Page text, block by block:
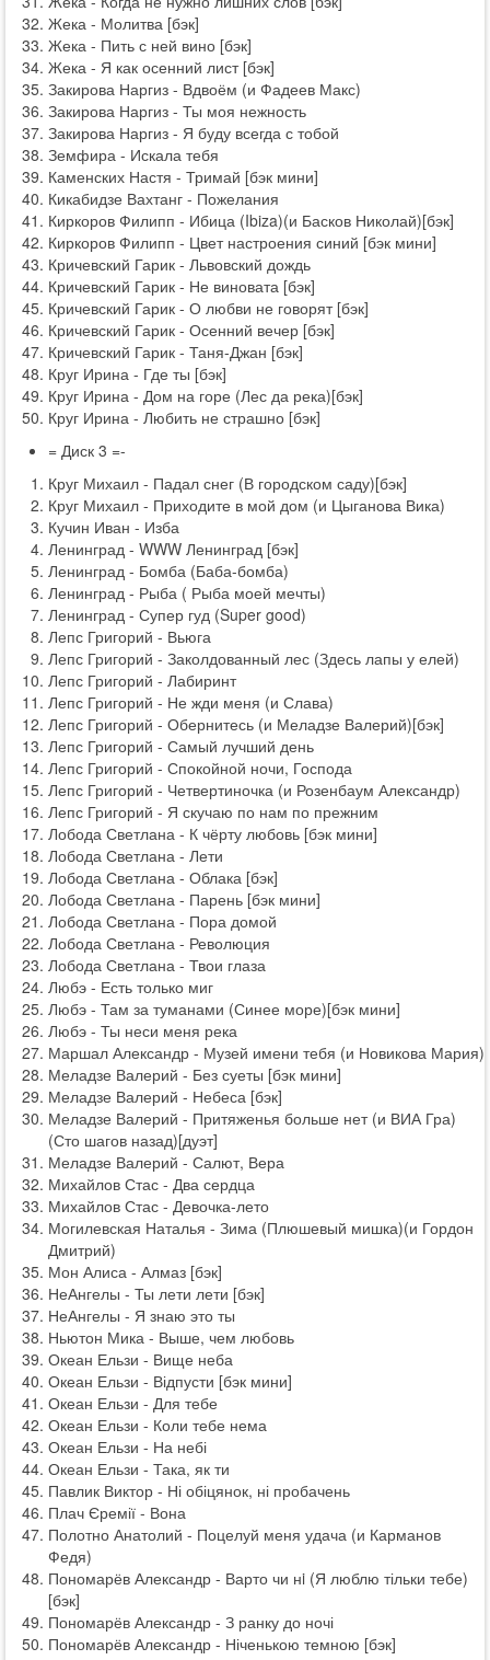
Жека - Молитва [бэк]
Жека - Пить с ней вино [бэк]
Жека - Я как осенний лист [бэк]
Закирова Наргиз - Вдвоём (и Фадеев Макс)
Закирова Наргиз - Ты моя нежность
Закирова Наргиз - Я буду всегда с тобой
Земфира - Искала тебя
Каменских Настя - Тримай [бэк мини]
Кикабидзе Вахтанг - Пожелания
Киркоров Филипп - Ибица (Ibiza)(и Басков Николай)[бэк]
Киркоров Филипп - Цвет настроения синий [бэк мини]
Кричевский Гарик - Львовский дождь
Кричевский Гарик - Не виновата [бэк]
Кричевский Гарик - О любви не говорят [бэк]
Кричевский Гарик - Осенний вечер [бэк]
Кричевский Гарик - Таня-Джан [бэк]
Круг Ирина - Где ты [бэк]
Круг Ирина - Дом на горе (Лес да река)[бэк]
Круг Ирина - Любить не страшно [бэк]
= Диск 3 =-
Круг Михаил - Падал снег (В городском саду)[бэк]
Круг Михаил - Приходите в мой дом (и Цыганова Вика)
Кучин Иван - Изба
Ленинград - WWW Ленинград [бэк]
Ленинград - Бомба (Баба-бомба)
Ленинград - Рыба ( Рыба моей мечты)
Ленинград - Супер гуд (Super good)
Лепс Григорий - Вьюга
Лепс Григорий - Заколдованный лес (Здесь лапы у елей)
Лепс Григорий - Лабиринт
Лепс Григорий - Не жди меня (и Слава)
Лепс Григорий - Обернитесь (и Меладзе Валерий)[бэк]
Лепс Григорий - Самый лучший день
Лепс Григорий - Спокойной ночи, Господа
Лепс Григорий - Четвертиночка (и Розенбаум Александр)
Лепс Григорий - Я скучаю по нам по прежним
Лобода Светлана - К чёрту любовь [бэк мини]
Лобода Светлана - Лети
Лобода Светлана - Облака [бэк]
Лобода Светлана - Парень [бэк мини]
Лобода Светлана - Пора домой
Лобода Светлана - Революция
Лобода Светлана - Твои глаза
Любэ - Есть только миг
Любэ - Там за туманами (Синее море)[бэк мини]
Любэ - Ты неси меня река
Маршал Александр - Музей имени тебя (и Новикова Мария)
Меладзе Валерий - Без суеты [бэк мини]
Меладзе Валерий - Небеса [бэк]
Меладзе Валерий - Притяженья больше нет (и ВИА Гра)
(Сто шагов назад)[дуэт]
Меладзе Валерий - Салют, Вера
Михайлов Стас - Два сердца
Михайлов Стас - Девочка-лето
Могилевская Наталья - Зима (Плюшевый мишка)(и Гордон
Дмитрий)
Мон Алиса - Алмаз [бэк]
НеАнгелы - Ты лети лети [бэк]
НеАнгелы - Я знаю это ты
Ньютон Мика - Выше, чем любовь
Океан Ельзи - Вище неба
Океан Ельзи - Відпусти [бэк мини]
Океан Ельзи - Для тебе
Океан Ельзи - Коли тебе нема
Океан Ельзи - На небі
Океан Ельзи - Така, як ти
Павлик Виктор - Ні обіцянок, ні пробачень
Плач Єремії - Вона
Полотно Анатолий - Поцелуй меня удача (и Карманов
Федя)
Пономарёв Александр - Варто чи нi (Я люблю тільки тебе)
[бэк]
Пономарёв Александр - З ранку до ночі
Пономарёв Александр - Ніченькою темною [бэк]